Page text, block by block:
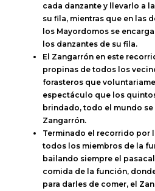
cada danzante y llevarlo a
su fila, mientras que en las
los Mayordomos se
los danzantes de su fila.
El Zangarrón en este
propinas de todos los
forasteros que
espectáculo que los
brindado, todo el mundo se
Zangarrón.
Terminado el recorrido por
todos los miembros de la
bailando siempre el
comida de la función,
para darles de comer, el